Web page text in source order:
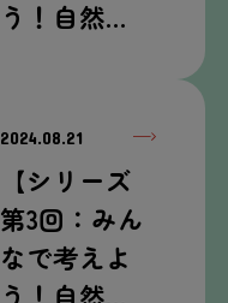
う！ 自然…
2024.08.21
【シリーズ
第3回 ：みん
なで考えよ
う！ 自然…